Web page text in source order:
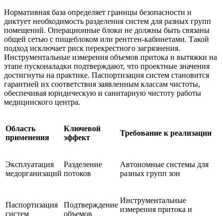
Нормативная база определяет границы безопасности и
диктует необходимость разделения систем для разных групп
помещений. Операционные блоки не должны быть связаны
общей сетью с пищеблоком или рентген-кабинетами. Такой
подход исключает риск перекрестного загрязнения.
Инструментальные измерения объемов притока и вытяжки на
этапе пусконаладки подтверждают, что проектные значения
достигнуты на практике. Паспортизация систем становится
гарантией их соответствия заявленным классам чистоты,
обеспечивая юридическую и санитарную чистоту работы
медицинского центра.
Область
применения
Ключевой
эффект
Требование к реализации
Эксплуатация
медорганизаций
Разделение
потоков
Автономные системы для
разных групп зон
Паспортизация
систем
Подтверждение
объемов
Инструментальные
измерения притока и